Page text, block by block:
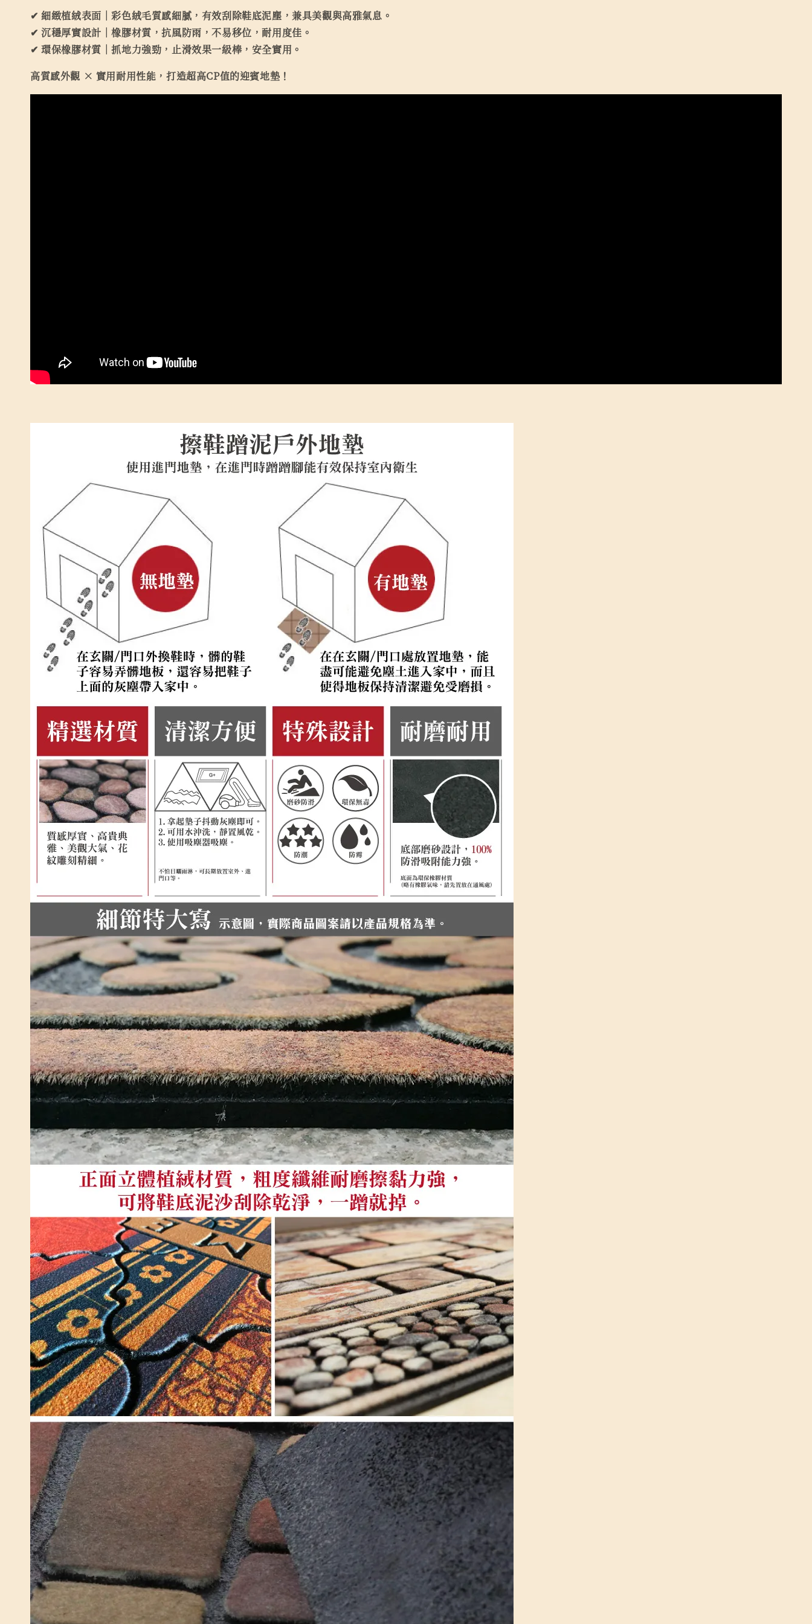
✔ 細緻植絨表面｜彩色絨毛質感細膩，有效刮除鞋底泥塵，兼具美觀與高雅氣息。
✔ 沉穩厚實設計｜橡膠材質，抗風防雨，不易移位，耐用度佳。
✔ 環保橡膠材質｜抓地力強勁，止滑效果一級棒，安全實用。
高質感外觀 × 實用耐用性能，打造超高CP值的迎賓地墊！